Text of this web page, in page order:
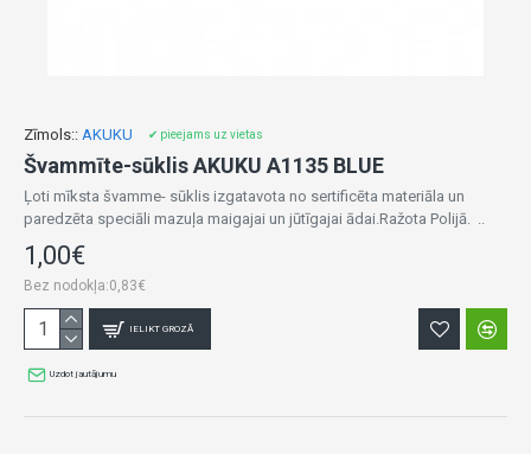
Zīmols:: AKUKU ✔ pieejams uz vietas
Švammīte-sūklis AKUKU A1135 BLUE
Ļoti mīksta švamme- sūklis izgatavota no sertificēta materiāla un
paredzēta speciāli mazuļa maigajai un jūtīgajai ādai.Ražota Polijā. ..
1,00€
Bez nodokļa:0,83€
IELIKT GROZĀ
Uzdot jautājumu